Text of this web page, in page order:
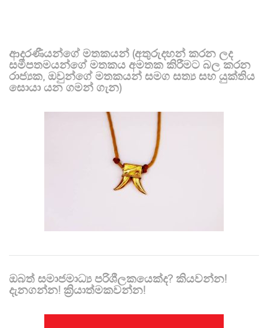
ආදරණීයන්ගේ මතකයන් (අතුරුදහන් කරන ලද
සමීපතමයන්ගේ මතකය අමතක කිරීමට බල කරන
රාජ්‍යක, ඔවුන්ගේ මතකයන් සමග සත්‍ය සහ යුක්තිය
සොයා යන ගමන් ගැන)
ඔබත් සමාජමාධ්‍ය පරිශීලකයෙක්ද? කියවන්න!
දැනගන්න! ක්‍රියාත්මකවන්න!